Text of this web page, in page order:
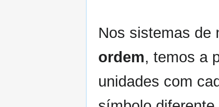
Nos sistemas de
ordem, temos a
unidades com